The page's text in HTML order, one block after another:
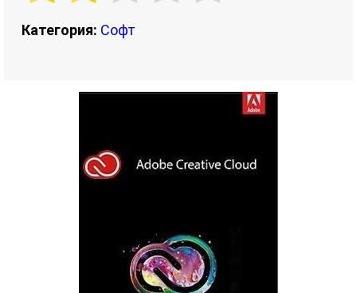
Категория: Софт